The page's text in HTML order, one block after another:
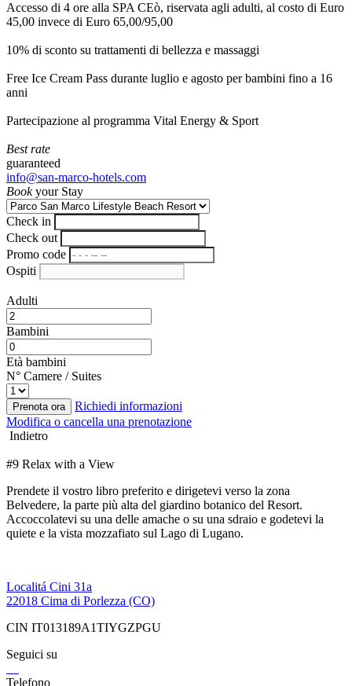
Accesso di 4 ore alla SPA CEò, riservata agli adulti, al costo di Euro
45,00 invece di Euro 65,00/95,00
10% di sconto su trattamenti di bellezza e massaggi
Free Ice Cream Pass durante luglio e agosto per bambini fino a 16
anni
Partecipazione al programma Vital Energy & Sport
Best rate
guaranteed
info@san-marco-hotels.com
Bookyour Stay
Check in
Check out
Promo code
Ospiti
Adulti
Bambini
Età bambini
N° Camere / Suites
Prenota ora
Richiedi informazioni
Modifica o cancella una prenotazione
Indietro
#9 Relax with a View
Prendete il vostro libro preferito e dirigetevi verso la zona
Belvedere, la parte più alta del giardino botanico del Resort.
Accoccolatevi su una delle amache o su una sdraio e godetevi la
quiete e la vista mozzafiato sul Lago di Lugano.
Localitá Cini 31a
22018 Cima di Porlezza (CO)
CIN IT013189A1TIYGZPGU
Seguici su
Telefono